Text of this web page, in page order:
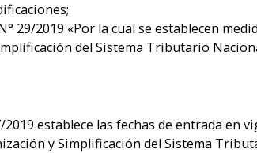
29/2019 «Por la cual se establecen
del Sistema Tributario
2019 establece las fechas de entrada en
y Simplificación del Sistema